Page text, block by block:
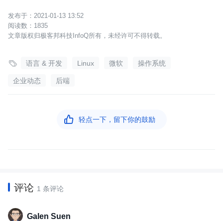
2021-01-13 13:52
1835
文章版权归极客邦科技InfoQ所有，未经许可不得转载。
 语言 & 开发 Linux 微软 操作系统
企业动态 后端
 轻点一下，留下你的鼓励
评论 1 条评论
Galen Suen